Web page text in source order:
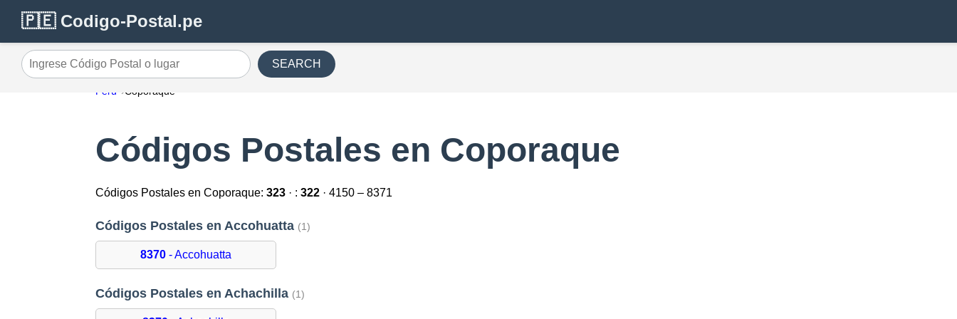
🇵🇪 Codigo-Postal.pe
Ingrese Código Postal o lugar SEARCH
Perú Coporaque
Códigos Postales en Coporaque
Códigos Postales en Coporaque:323 · :322 · 4150 – 8371
Códigos Postales en Accohuatta (1)
8370 - Accohuatta
Códigos Postales en Achachilla (1)